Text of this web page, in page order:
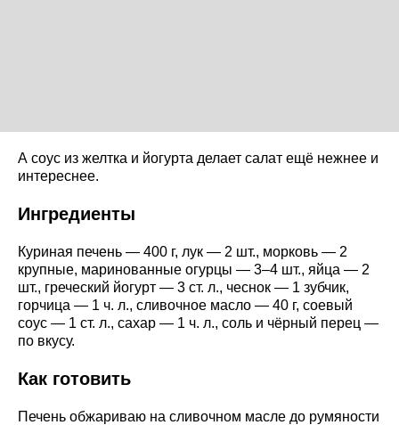
А соус из желтка и йогурта делает салат ещё нежнее и
интереснее.
Ингредиенты
Куриная печень — 400 г, лук — 2 шт., морковь — 2
крупные, маринованные огурцы — 3–4 шт., яйца — 2
шт., греческий йогурт — 3 ст. л., чеснок — 1 зубчик,
горчица — 1 ч. л., сливочное масло — 40 г, соевый
соус — 1 ст. л., сахар — 1 ч. л., соль и чёрный перец —
по вкусу.
Как готовить
Печень обжариваю на сливочном масле до румяности